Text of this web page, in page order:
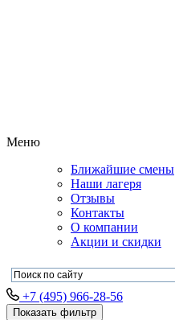
Меню
Ближайшие смены
Наши лагеря
Отзывы
Контакты
О компании
Акции и скидки
+7 (495) 966-28-56
Показать фильтр